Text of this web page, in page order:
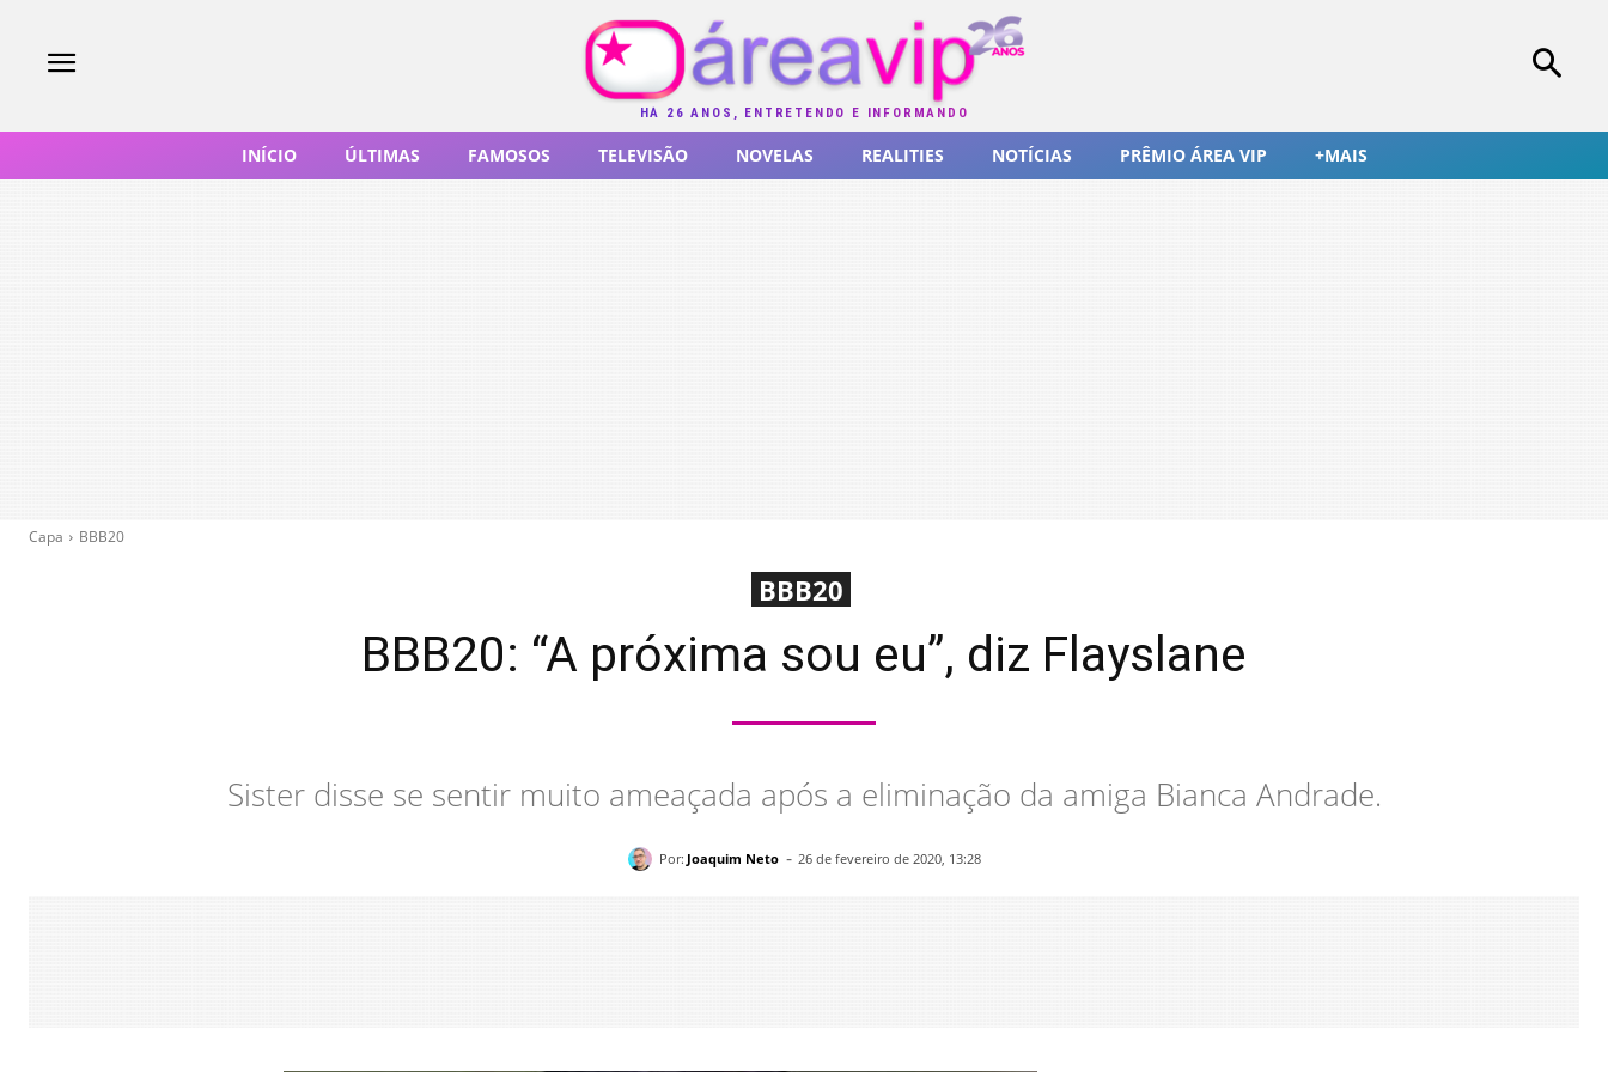
HÁ 26 ANOS, ENTRETENDO E INFORMANDO
INÍCIO ÚLTIMAS FAMOSOS TELEVISÃO NOVELAS REALITIES NOTÍCIAS PRÊMIO ÁREA VIP +MAIS
Capa BBB20
BBB20
BBB20: “A próxima sou eu”, diz Flayslane
Sister disse se sentir muito ameaçada após a eliminação da amiga Bianca Andrade.
Por: Joaquim Neto - 26 de fevereiro de 2020, 13:28